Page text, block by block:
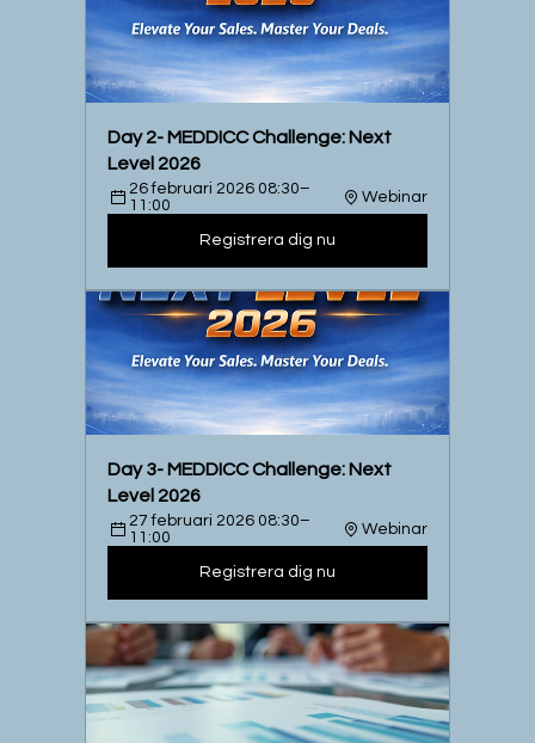
Day 2- MEDDICC Challenge: Next
Level 2026
26 februari 2026 08:30–
11:00
Webinar
Registrera dig nu
Day 3- MEDDICC Challenge: Next
Level 2026
27 februari 2026 08:30–
11:00
Webinar
Registrera dig nu